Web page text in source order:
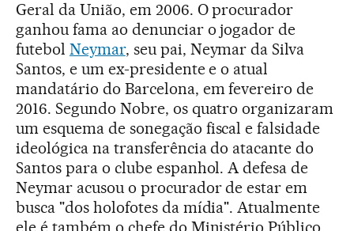
Geral da União, em 2006. O procurador
ganhou fama ao denunciar o jogador de
futebol Neymar, seu pai, Neymar da Silva
Santos, e um ex-presidente e o atual
mandatário do Barcelona, em fevereiro de
2016. Segundo Nobre, os quatro organizaram
um esquema de sonegação fiscal e falsidade
ideológica na transferência do atacante do
Santos para o clube espanhol. A defesa de
Neymar acusou o procurador de estar em
busca "dos holofotes da mídia". Atualmente
ele é também o chefe do Ministério Público